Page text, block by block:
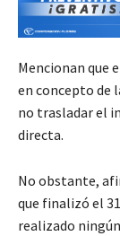
Mencionan que
en concepto de
no trasladar el
directa.
No obstante,
que finalizó el
realizado